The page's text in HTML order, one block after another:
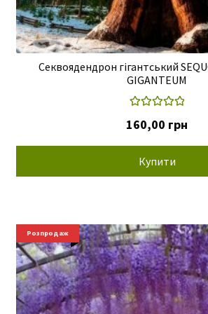
Секвоядендрон гігантський
GIGANTEUM
5.00 з 5
160,00 грн
Купити
Розпродаж